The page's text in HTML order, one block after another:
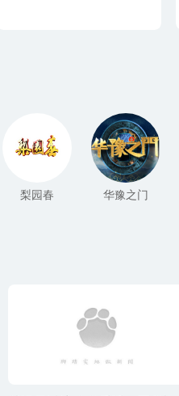
梨园春 华豫之门